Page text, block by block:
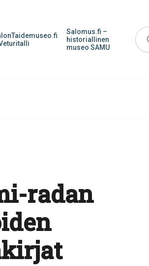
Salomus.fi –
historiallinen
museo SAMU
radan